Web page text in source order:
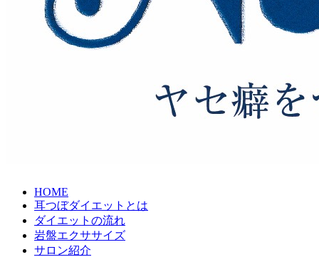
HOME
耳つぼダイエットとは
ダイエットの流れ
岩盤エクササイズ
サロン紹介